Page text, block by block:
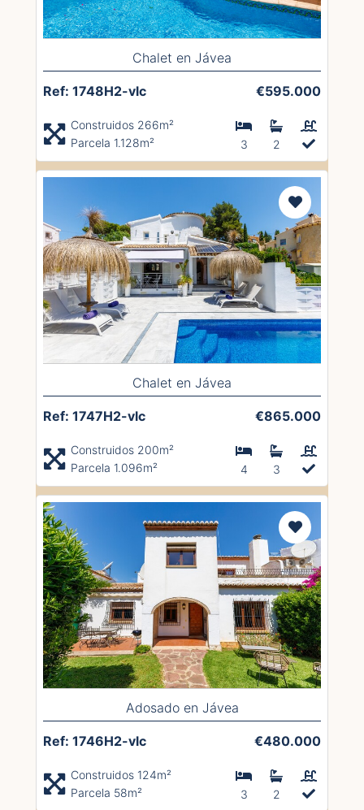
Chalet en Jávea
Ref: 1748H2-vlc €595.000
Construidos 266m²
Parcela 1.128m²
3 2
Chalet en Jávea
Ref: 1747H2-vlc €865.000
Construidos 200m²
Parcela 1.096m²
4 3
Adosado en Jávea
Ref: 1746H2-vlc €480.000
Construidos 124m²
Parcela 58m²
3 2